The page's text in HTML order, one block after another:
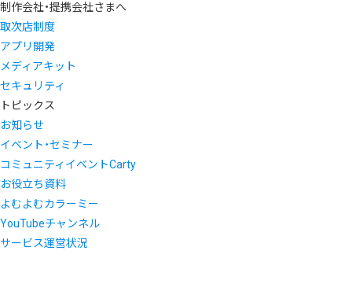
制作会社・提携会社さまへ
取次店制度
アプリ開発
メディアキット
セキュリティ
トピックス
お知らせ
イベント・セミナー
コミュニティイベントCarty
お役立ち資料
よむよむカラーミー
YouTubeチャンネル
サービス運営状況